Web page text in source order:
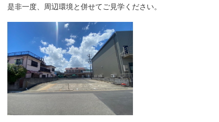
是非一度、周辺環境と併せてご見学ください。